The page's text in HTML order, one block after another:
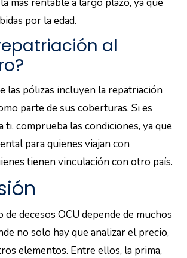
por la edad.
al
las pólizas incluyen la repatriación
parte de sus coberturas. Si es
ti, comprueba las condiciones, ya que
para quienes viajan con
tienen vinculación con otro país.
decesos OCU depende de muchos
no solo hay que analizar el precio,
elementos. Entre ellos, la prima,